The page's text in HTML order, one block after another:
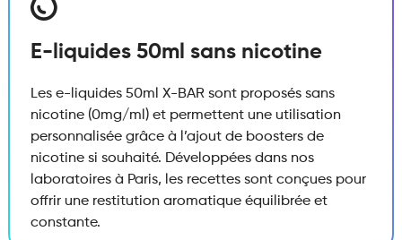
E-liquides 50ml sans nicotine
Les e-liquides 50ml X-BAR sont proposés sans
nicotine (0mg/ml) et permettent une utilisation
personnalisée grâce à l’ajout de boosters de
nicotine si souhaité. Développées dans nos
laboratoires à Paris, les recettes sont conçues pour
offrir une restitution aromatique équilibrée et
constante.